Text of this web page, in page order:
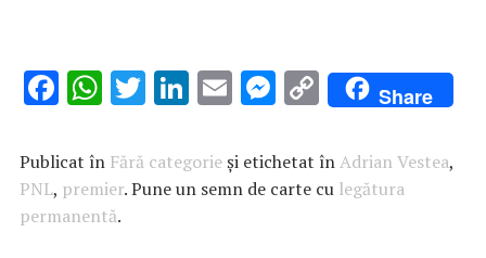
F
e
b
o
W
at
s
A
T
it
te
Li
k
e
E
ai
l
M
se
n
C
o
p
y
Share
Publicat în Fără categorieși etichetat înAdrian Vestea,
PNL, premier. Pune un semn de carte cu legătura
permanentă.